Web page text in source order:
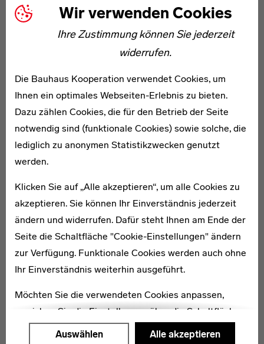
Wir verwenden Cookies
Ihre Zustimmung können Sie jederzeit
widerrufen.
Die Bauhaus Kooperation verwendet Cookies, um
Ihnen ein optimales Webseiten-Erlebnis zu bieten.
Dazu zählen Cookies, die für den Betrieb der Seite
notwendig sind (funktionale Cookies) sowie solche, die
lediglich zu anonymen Statistikzwecken genutzt
werden.
Klicken Sie auf „Alle akzeptieren“, um alle Cookies zu
akzeptieren. Sie können Ihr Einverständnis jederzeit
ändern und widerrufen. Dafür steht Ihnen am Ende der
Seite die Schaltfläche "Cookie-Einstellungen" ändern
zur Verfügung. Funktionale Cookies werden auch ohne
Ihr Einverständnis weiterhin ausgeführt.
Möchten Sie die verwendeten Cookies anpassen,
erreichen Sie die Einstellungen über die Schaltfläche
"Auswählen".
Auswählen Alle akzeptieren
TOURENTIPPS
Bauhaus entdecken
Erleben Sie die Anfänge des Bauhauses in Weimar und
Mehr erfahren
moderner Architektur. Das Bauhaus war von Anfang an
20. Jahrhundert. Begeben Sie sich auf eine Reise durch